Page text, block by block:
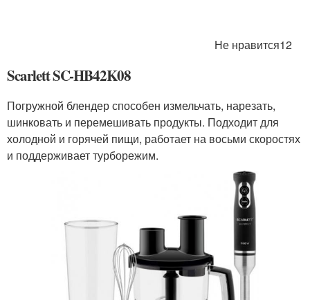
Не нравится12
Scarlett SC-HB42K08
Погружной блендер способен измельчать, нарезать,
шинковать и перемешивать продукты. Подходит для
холодной и горячей пищи, работает на восьми скоростях
и поддерживает турборежим.